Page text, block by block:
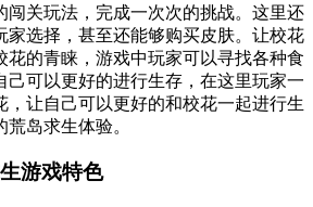
闯关玩法，完成一次次的挑战。这里还
家选择，甚至还能够购买皮肤。让校花
花的青睐，游戏中玩家可以寻找各种食
己可以更好的进行生存，在这里玩家一
，让自己可以更好的和校花一起进行生
岛求生体验。
游戏特色